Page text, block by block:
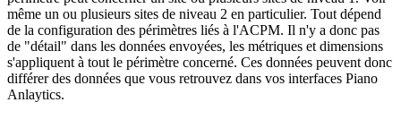
même un ou plusieurs sites de niveau 2 en particulier. Tout dépend
de la configuration des périmètres liés à l'ACPM. Il n'y a donc pas
de "détail" dans les données envoyées, les métriques et dimensions
s'appliquent à tout le périmètre concerné. Ces données peuvent donc
différer des données que vous retrouvez dans vos interfaces Piano
Anlaytics.